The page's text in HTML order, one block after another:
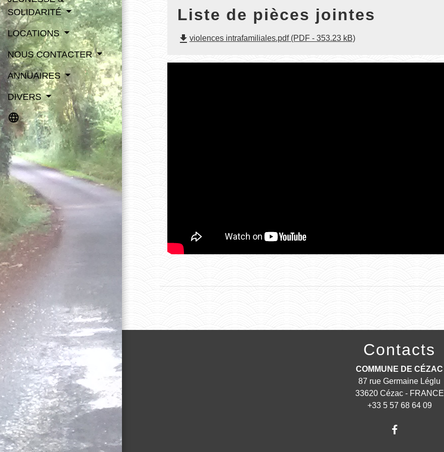
SOLIDARITÉ
LOCATIONS
NOUS CONTACTER
ANNUAIRES
DIVERS
language
Liste de pièces jointes
file_download violences intrafamiliales.pdf (PDF - 353.23 kB)
Contacts
COMMUNE DE CÉZAC
87 rue Germaine Léglu
33620 Cézac - FRANCE
+33 5 57 68 64 09